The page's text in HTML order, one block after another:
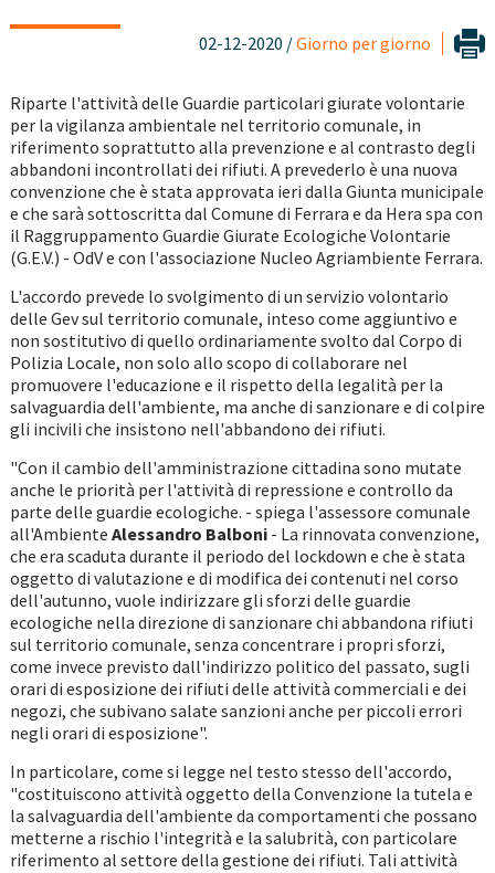
02-12-2020 /Giorno per giorno
Riparte l'attività delle Guardie particolari giurate volontarie
per la vigilanza ambientale nel territorio comunale, in
riferimento soprattutto alla prevenzione e al contrasto degli
abbandoni incontrollati dei rifiuti. A prevederlo è una nuova
convenzione che è stata approvata ieri dalla Giunta municipale
e che sarà sottoscritta dal Comune di Ferrara e da Hera spa con
il Raggruppamento Guardie Giurate Ecologiche Volontarie
(G.E.V.) - OdV e con l'associazione Nucleo Agriambiente Ferrara.
L'accordo prevede lo svolgimento di un servizio volontario
delle Gev sul territorio comunale, inteso come aggiuntivo e
non sostitutivo di quello ordinariamente svolto dal Corpo di
Polizia Locale, non solo allo scopo di collaborare nel
promuovere l'educazione e il rispetto della legalità per la
salvaguardia dell'ambiente, ma anche di sanzionare e di colpire
gli incivili che insistono nell'abbandono dei rifiuti.
"Con il cambio dell'amministrazione cittadina sono mutate
anche le priorità per l'attività di repressione e controllo da
parte delle guardie ecologiche. - spiega l'assessore comunale
all'Ambiente Alessandro Balboni- La rinnovata convenzione,
che era scaduta durante il periodo del lockdown e che è stata
oggetto di valutazione e di modifica dei contenuti nel corso
dell'autunno, vuole indirizzare gli sforzi delle guardie
ecologiche nella direzione di sanzionare chi abbandona rifiuti
sul territorio comunale, senza concentrare i propri sforzi,
come invece previsto dall'indirizzo politico del passato, sugli
orari di esposizione dei rifiuti delle attività commerciali e dei
negozi, che subivano salate sanzioni anche per piccoli errori
negli orari di esposizione".
In particolare, come si legge nel testo stesso dell'accordo,
"costituiscono attività oggetto della Convenzione la tutela e
la salvaguardia dell'ambiente da comportamenti che possano
metterne a rischio l'integrità e la salubrità, con particolare
riferimento al settore della gestione dei rifiuti. Tali attività